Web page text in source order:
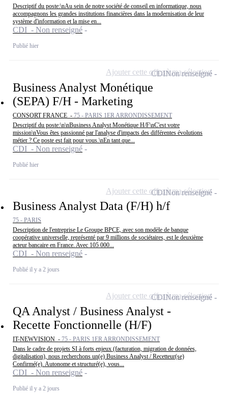
Descriptif du poste:\nAu sein de notre société de conseil en informatique, nous
accompagnons les grandes institutions financières dans la modernisation de leur
système d'information et la mise en...
CDI - Non renseigné
Publié hier
Business Analyst Monétique
(SEPA) F/H - Marketing
CONSORT FRANCE - 75 - PARIS 1ER ARRONDISSEMENT
Descriptif du poste:\n\nBusiness Analyst Monétique H/F\nC'est votre
mission\nVous êtes passionné par l'analyse d'impacts des différentes évolutions
métier ? Ce poste est fait pour vous.\nEn tant que...
CDI - Non renseigné
Publié hier
CDINon renseigné
Ajouter cette offre à ma sélection
Business Analyst Data (F/H) h/f
75 - PARIS
Description de l'entreprise Le Groupe BPCE, avec son modèle de banque
coopérative universelle, représenté par 9 millions de sociétaires, est le deuxième
acteur bancaire en France. Avec 105 000...
CDI - Non renseigné
Publié il y a 2 jours
CDINon renseigné
Ajouter cette offre à ma sélection
QA Analyst / Business Analyst -
Recette Fonctionnelle (H/F)
IT-NEWVISION - 75 - PARIS 1ER ARRONDISSEMENT
Dans le cadre de projets SI à forts enjeux (facturation, migration de données,
digitalisation), nous recherchons un(e) Business Analyst / Recetteur(se)
Confirmé(e). Autonome et structuré(e), vous...
CDI - Non renseigné
Publié il y a 2 jours
CDINon renseigné
Ajouter cette offre à ma sélection